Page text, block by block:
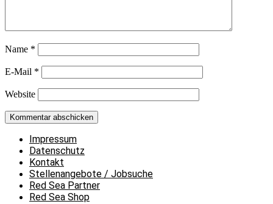
Name *
E-Mail *
Website
Impressum
Datenschutz
Kontakt
Stellenangebote / Jobsuche
Red Sea Partner
Red Sea Shop